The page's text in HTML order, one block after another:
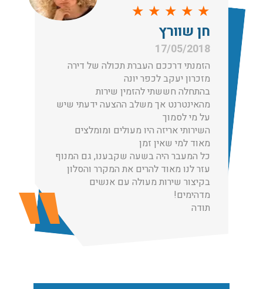
★
★
★
★
★
חן שוורץ
17/05/2018
הזמנתי דרככם העברת תכולה של דירה
מזכרון יעקב לכפר יונה
בהתחלה חששתי להזמין שירות
מהאינטרנט אך משלב ההצעה ידעתי שיש
על מי לסמוך
השירותי אריזה היו מעולים ומומלצים
מאוד למי שאין זמן
כל המעבר היה בשעה שקבענו, גם המנוף
עזר לנו מאוד להרים את המקרר והסלון
בקיצור שירות מעולה עם אנשים
מדהימים!
הובלות בתל אביב:
עודכן לאחרונה: 30/03/2026, 12:23
הובלות מנוף בגבעת שמואל:
שירותי הובלה עם מנוף בגבעת שמואל לכל סוגי ההובלות
החל מהובלת תכולת דירה שלמה עם מנוף ועד פריט בודד.
עודכן לאחרונה: 24/02/2026, 10:42
הובלות מנוף בפרדס חנה:
העברת פריטים כבדים עם מנוף בפרדס חנה ואפשרות הובלת